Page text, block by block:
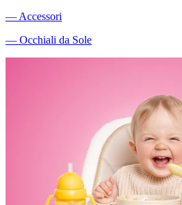
― Accessori
― Occhiali da Sole